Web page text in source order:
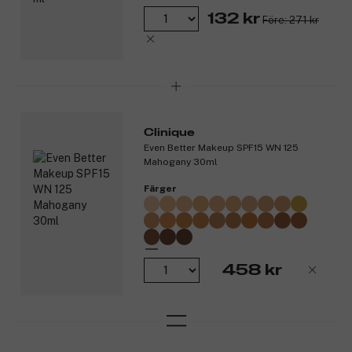
*Enligt ISO-standard 16128. Från växtkällor, petroleumfria
132 kr Före: 271 kr
Clinique
Even Better Makeup SPF15 WN 125
Mahogany 30ml
Färger
458 kr